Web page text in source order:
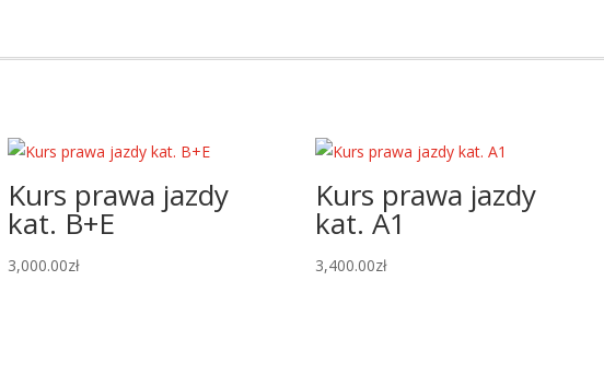
godzin
Kurs prawa jazdy
kat. B+E
3,000.00zł
Kurs prawa jazdy
kat. A1
3,400.00zł